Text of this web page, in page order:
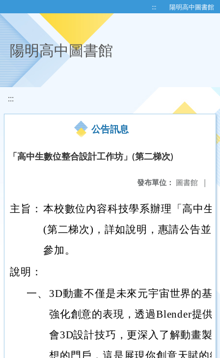
::: 陽明高中圖書館
陽明高中圖書館
:::
公告訊息
「高中生數位整合設計工作坊」(第二梯次)
發布單位： 圖書館 |
主旨： 本校數位內容科技學系辦理「高中生
(第二梯次)，詳如說明，惠請公告並
參加。
說明：
一、
3D動畫不僅是未來元宇宙世界的基
強化創意的表現，透過Blender提供
會3D設計技巧，更深入了解動畫製
想的門戶，這是展現你創意天賦的